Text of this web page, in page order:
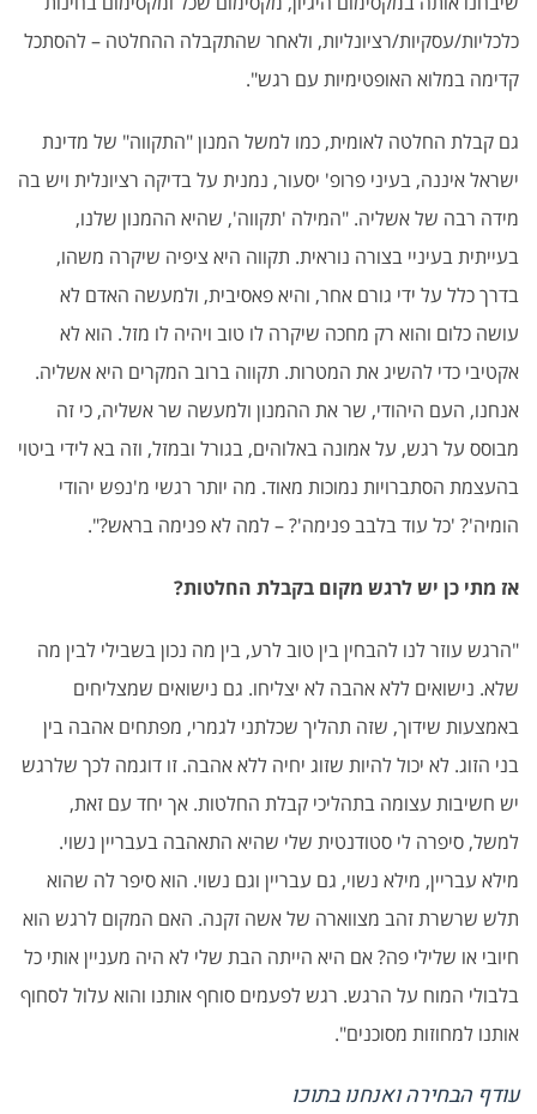
כלכליות/עסקיות/רציונליות, ולאחר שהתקבלה ההחלטה – להסתכל
קדימה במלוא האופטימיות עם רגש".
גם קבלת החלטה לאומית, כמו למשל המנון "התקווה" של מדינת
ישראל איננה, בעיני פרופ' יסעור, נמנית על בדיקה רציונלית ויש בה
מידה רבה של אשליה. "המילה 'תקווה', שהיא ההמנון שלנו,
בעייתית בעיניי בצורה נוראית. תקווה היא ציפיה שיקרה משהו,
בדרך כלל על ידי גורם אחר, והיא פאסיבית, ולמעשה האדם לא
עושה כלום והוא רק מחכה שיקרה לו טוב ויהיה לו מזל. הוא לא
אקטיבי כדי להשיג את המטרות. תקווה ברוב המקרים היא אשליה.
אנחנו, העם היהודי, שר את ההמנון ולמעשה שר אשליה, כי זה
מבוסס על רגש, על אמונה באלוהים, בגורל ובמזל, וזה בא לידי ביטוי
בהעצמת הסתברויות נמוכות מאוד. מה יותר רגשי מ'נפש יהודי
הומיה'? 'כל עוד בלבב פנימה'? – למה לא פנימה בראש?".
אז מתי כן יש לרגש מקום בקבלת החלטות?
"הרגש עוזר לנו להבחין בין טוב לרע, בין מה נכון בשבילי לבין מה
שלא. נישואים ללא אהבה לא יצליחו. גם נישואים שמצליחים
באמצעות שידוך, שזה תהליך שכלתני לגמרי, מפתחים אהבה בין
בני הזוג. לא יכול להיות שזוג יחיה ללא אהבה. זו דוגמה לכך שלרגש
יש חשיבות עצומה בתהליכי קבלת החלטות. אך יחד עם זאת,
למשל, סיפרה לי סטודנטית שלי שהיא התאהבה בעבריין נשוי.
מילא עבריין, מילא נשוי, גם עבריין וגם נשוי. הוא סיפר לה שהוא
תלש שרשרת זהב מצווארה של אשה זקנה. האם המקום לרגש הוא
חיובי או שלילי פה? אם היא הייתה הבת שלי לא היה מעניין אותי כל
בלבולי המוח על הרגש. רגש לפעמים סוחף אותנו והוא עלול לסחוף
אותנו למחוזות מסוכנים".
עודף הבחירה ואנחנו בתוכו